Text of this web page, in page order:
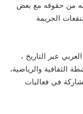
من حقوقه مع بعض
الجريمة
عبر التاريخ ،
الثقافية والرياضية،
في فعاليات